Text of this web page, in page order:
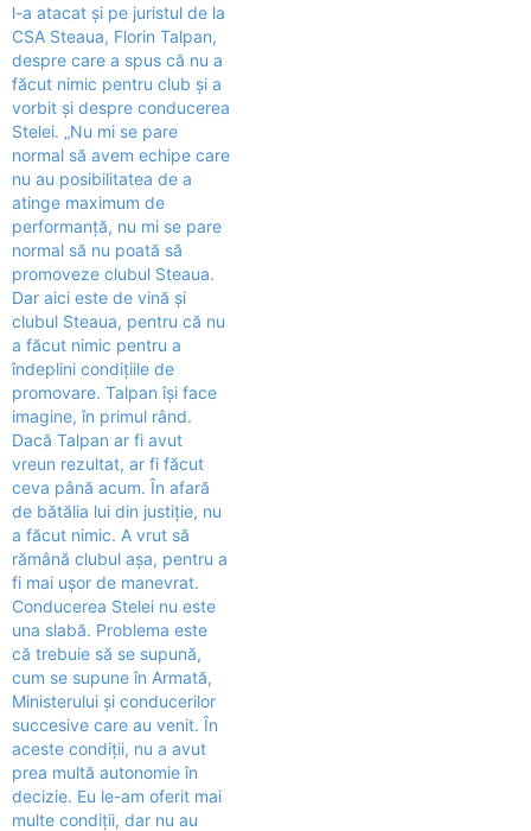
l-a atacat și pe juristul de la
CSA Steaua, Florin Talpan,
despre care a spus că nu a
făcut nimic pentru club și a
vorbit și despre conducerea
Stelei. „Nu mi se pare
normal să avem echipe care
nu au posibilitatea de a
atinge maximum de
performanţă, nu mi se pare
normal să nu poată să
promoveze clubul Steaua.
Dar aici este de vină şi
clubul Steaua, pentru că nu
a făcut nimic pentru a
îndeplini condiţiile de
promovare. Talpan îşi face
imagine, în primul rând.
Dacă Talpan ar fi avut
vreun rezultat, ar fi făcut
ceva până acum. În afară
de bătălia lui din justiţie, nu
a făcut nimic. A vrut să
rămână clubul aşa, pentru a
fi mai uşor de manevrat.
Conducerea Stelei nu este
una slabă. Problema este
că trebuie să se supună,
cum se supune în Armată,
Ministerului şi conducerilor
succesive care au venit. În
aceste condiţii, nu a avut
prea multă autonomie în
decizie. Eu le-am oferit mai
multe condiţii, dar nu au